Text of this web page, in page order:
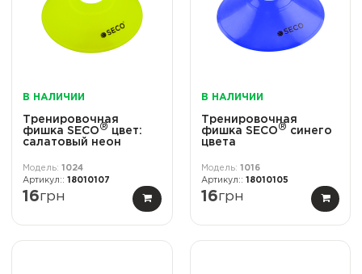
В НАЛИЧИИ
Тренировочная
фишка SECO®
цвет:
салатовый неон
1024
18010107
16грн
В НАЛИЧИИ
Тренировочная
фишка SECO® синего
цвета
1016
18010105
16грн